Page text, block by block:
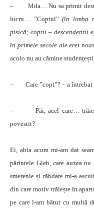
– Mda… Nu sa primit
lucru… ”Coptul”(în limba
pisică; copții – descendenții
în primele secole ale erei
acolo nu au cămine
– Care ”copt”? – a întrebat
– Păi, acel care…
povestit?
Ei, abia acum mi-am dat
părintele Gleb, care auzea
smerenie și răbdare mi-a
din care motiv trăiește în
pe care l-am bătut cu multă